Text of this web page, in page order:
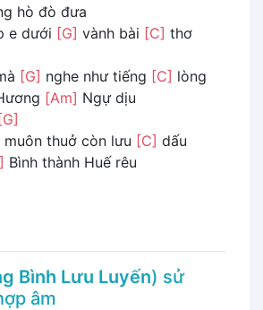
hò đò đưa
e dưới [G] vành bài [C] thơ
[G] nghe như tiếng [C] lòng
[Am] Ngự dịu
[G]
muôn thuở còn lưu [C] dấu
Bình thành Huế rêu
Bình Lưu Luyến) sử
âm